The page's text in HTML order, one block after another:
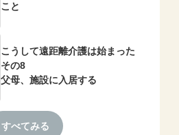
こと
こうして遠距離介護は始まった
その8
父母、施設に入居する
すべてみる